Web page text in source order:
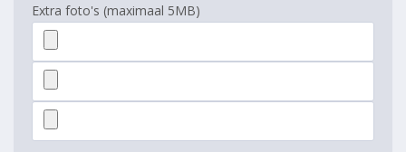
Extra foto's (maximaal 5MB)